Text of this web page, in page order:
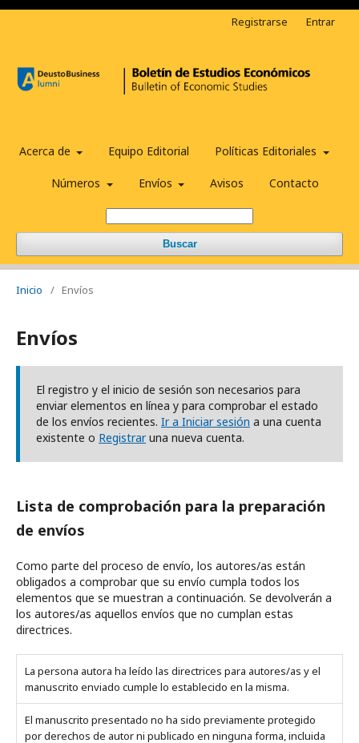
Acerca de Equipo Editorial Políticas Editoriales
Números Envíos Avisos Contacto
Buscar
Registrarse Entrar
Inicio / Envíos
Envíos
El registro y el inicio de sesión son necesarios para
enviar elementos en línea y para comprobar el estado
de los envíos recientes. Ir a Iniciar sesión a una cuenta
existente o Registraruna nueva cuenta.
Lista de comprobación para la preparación
de envíos
Como parte del proceso de envío, los autores/as están
obligados a comprobar que su envío cumpla todos los
elementos que se muestran a continuación. Se devolverán a
los autores/as aquellos envíos que no cumplan estas
directrices.
La persona autora ha leído las directrices para autores/as y el
manuscrito enviado cumple lo establecido en la misma.
El manuscrito presentado no ha sido previamente protegido
por derechos de autor ni publicado en ninguna forma, incluida